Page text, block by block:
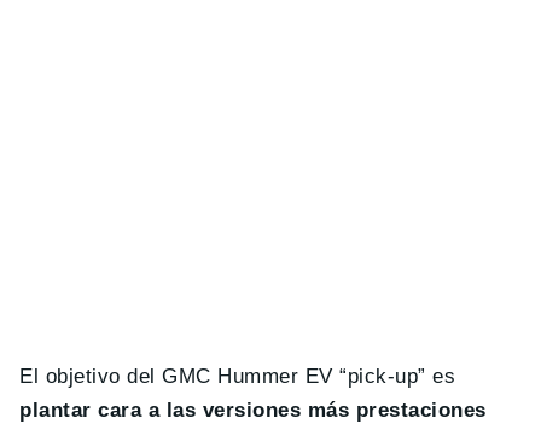
El objetivo del GMC Hummer EV “pick-up” es
plantar cara a las versiones más prestaciones